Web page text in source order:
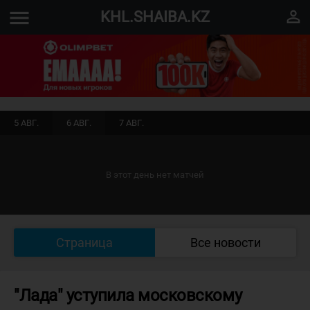
menu KHL.SHAIBA.KZ perm_identity
5 АВГ. 6 АВГ. 7 АВГ.
В этот день нет матчей
Страница Все новости
"Лада" уступила московскому